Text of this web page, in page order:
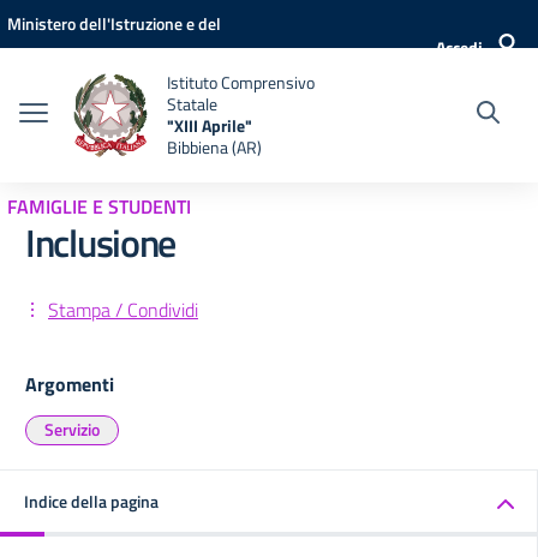
Vai ai contenuti
Vai al menu di navigazione
Vai al footer
Ministero dell'Istruzione e del
Accedi
Istituto Comprensivo
Statale
"XIII Aprile"
Bibbiena (AR)
FAMIGLIE E STUDENTI
Inclusione
Stampa / Condividi
Argomenti
Servizio
Indice della pagina